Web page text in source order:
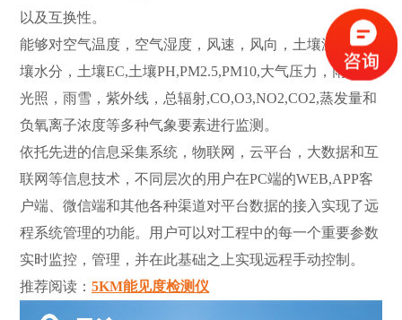
以及互换性。
能够对空气温度，空气湿度，风速，风向，土壤温度，土
壤水分，土壤EC,土壤PH,PM2.5,PM10,大气压力，雨量，
光照，雨雪，紫外线，总辐射,CO,O3,NO2,CO2,蒸发量和
负氧离子浓度等多种气象要素进行监测。
依托先进的信息采集系统，物联网，云平台，大数据和互
联网等信息技术，不同层次的用户在PC端的WEB,APP客
户端、微信端和其他各种渠道对平台数据的接入实现了远
程系统管理的功能。用户可以对工程中的每一个重要参数
实时监控，管理，并在此基础之上实现远程手动控制。
推荐阅读： 5KM能见度检测仪